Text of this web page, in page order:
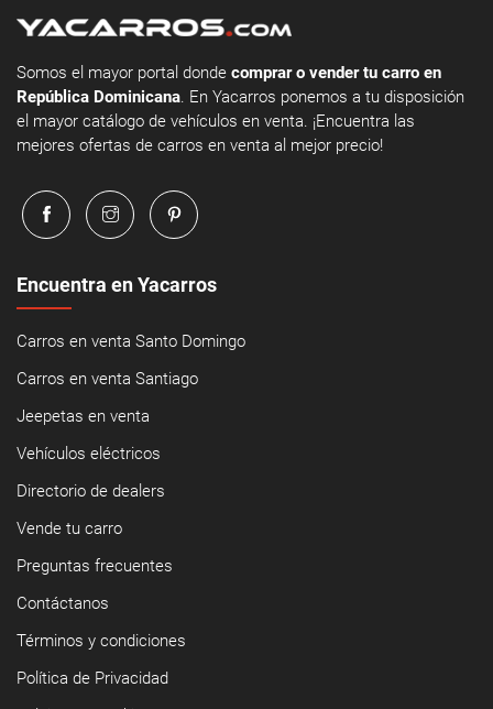
Somos el mayor portal donde comprar o vender tu carro en
República Dominicana. En Yacarros ponemos a tu disposición
el mayor catálogo de vehículos en venta. ¡Encuentra las
mejores ofertas de carros en venta al mejor precio!
Encuentra en Yacarros
Carros en venta Santo Domingo
Carros en venta Santiago
Jeepetas en venta
Vehículos eléctricos
Directorio de dealers
Vende tu carro
Preguntas frecuentes
Contáctanos
Términos y condiciones
Política de Privacidad